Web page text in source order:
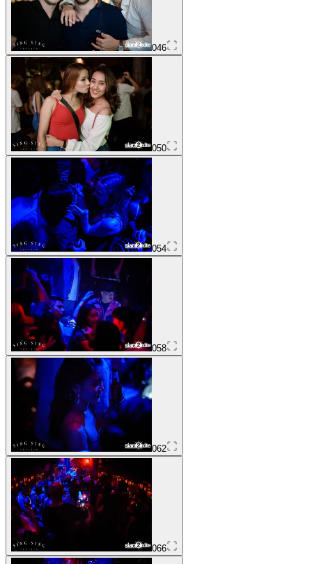
046
050
054
058
062
066